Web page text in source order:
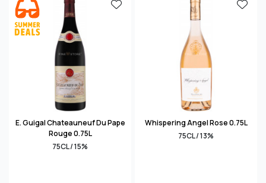
E. Guigal Chateauneuf Du Pape
Rouge 0.75L
75CL / 15%
Whispering Angel Rose 0.75L
75CL / 13%